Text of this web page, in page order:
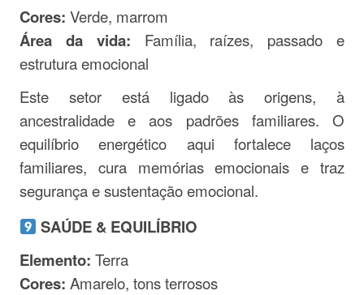
Cores: Verde, marrom
Área da vida: Família, raízes, passado e
estrutura emocional
Este setor está ligado às origens, à
ancestralidade e aos padrões familiares. O
equilíbrio energético aqui fortalece laços
familiares, cura memórias emocionais e traz
segurança e sustentação emocional.
SAÚDE & EQUILÍBRIO
Elemento: Terra
Cores: Amarelo, tons terrosos